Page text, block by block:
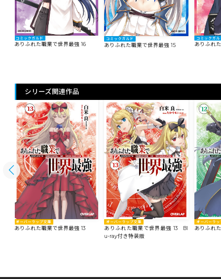
コミックガルド
ありふれた職業で世界最強 16
コミックガルド
ありふれた職業で世界最強 15
コミックガル
ありふれ
シリーズ関連作品
オーバーラップ文庫
ありふれた職業で世界最強 13
オーバーラップ文庫
ありふれた職業で世界最強 13 Bl
u-ray付き特装版
オーバーラッ
ありふれ